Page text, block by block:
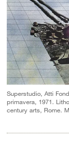
Superstudio, Atti
primavera, 1971.
century arts, Rome.